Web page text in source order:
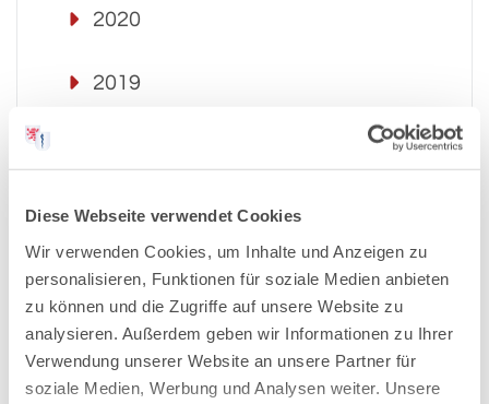
Diese Webseite verwendet Cookies
Wir verwenden Cookies, um Inhalte und Anzeigen zu
personalisieren, Funktionen für soziale Medien anbieten
zu können und die Zugriffe auf unsere Website zu
analysieren. Außerdem geben wir Informationen zu Ihrer
Verwendung unserer Website an unsere Partner für
soziale Medien, Werbung und Analysen weiter. Unsere
2020
2019
2017
2016
2015
2014